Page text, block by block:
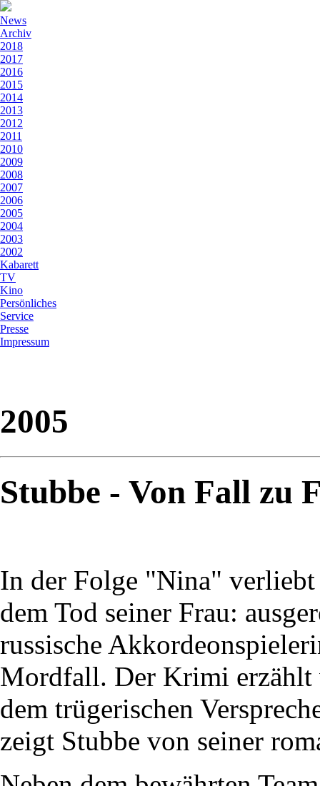
News
Archiv
2018
2017
2016
2015
2014
2013
2012
2011
2010
2009
2008
2007
2006
2005
2004
2003
2002
Kabarett
TV
Kino
Persönliches
Service
Presse
Impressum
2005
Stubbe - Von Fall zu
In der Folge "Nina" verliebt
dem Tod seiner Frau:
russische
Mordfall. Der Krimi erzählt
dem trügerischen
zeigt Stubbe von seiner